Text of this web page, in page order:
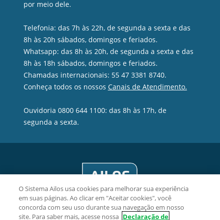
por meio dele.
Telefonia: das 7h às 22h, de segunda a sexta e das
8h às 20h sábados, domingos e feriados.
Whatsapp: das 8h às 20h, de segunda a sexta e das
8h às 18h sábados, domingos e feriados.
Chamadas internacionais: 55 47 3381 8740.
Conheça todos os nossos Canais de Atendimento.
Ouvidoria 0800 644 1100: das 8h às 17h, de
segunda a sexta.
O Sistema Ailos usa cookies para melhorar sua experiência
em suas páginas. Ao clicar em "Aceitar cookies", você
concorda com seu uso durante sua navegação em nosso
site. Para saber mais, acesse nossa Declaração de